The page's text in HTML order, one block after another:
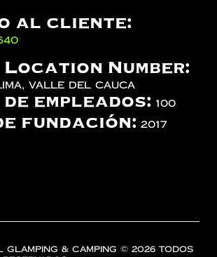
al cliente:
Number:
Valle del Cauca
de empleados: 100
fundación: 2017
& Camping © 2026 Todos